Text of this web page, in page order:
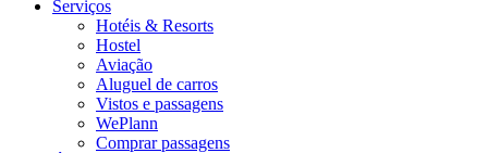
Serviços
Hotéis & Resorts
Hostel
Aviação
Aluguel de carros
Vistos e passagens
WePlann
Comprar passagens